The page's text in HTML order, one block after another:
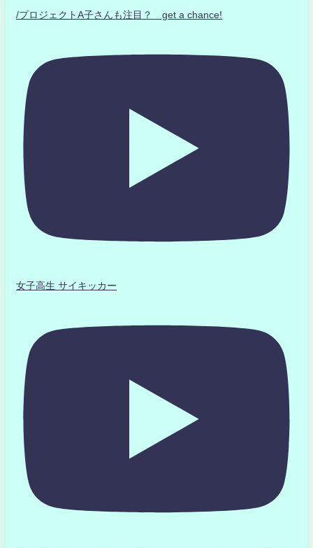
/プロジェクトA子さんも注目？ get a chance!
女子高生 サイキッカー